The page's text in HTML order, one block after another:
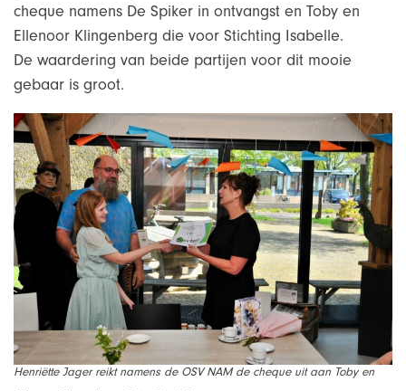
cheque namens De Spiker in ontvangst en Toby en
Ellenoor Klingenberg die voor Stichting Isabelle.
De waardering van beide partijen voor dit mooie
gebaar is groot.
Henriëtte Jager reikt namens de OSV NAM de cheque uit aan Toby en